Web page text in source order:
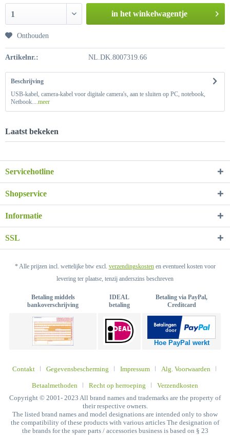
1 in het winkelwagentje
Onthouden
Artikelnr.: NL.DK.8007319.66
Beschrijving
USB-kabel, camera-kabel voor digitale camera's, aan te sluiten op PC, notebook,
Netbook.... meer
Laatst bekeken
Servicehotline
Shopservice
Informatie
SSL
* Alle prijzen incl. wettelijke btw excl. verzendingskostenen eventueel kosten voor
levering ter plaatse, tenzij anderszins beschreven
Betaling middels
bankoverschrijving
IDEAL
betaling
Betaling via PayPal,
Creditcard
Hoe PayPal werkt
Contakt Gegevensbescherming Impressum Alg. Voorwaarden
Betaalmethoden Recht op herroeping
Verzendkosten
Copyright © 2001- 2023 All brand names and trademarks are the property of
their respective owners.
The listed brand names and model designations are intended only to show
the compatibility of these products with various articles The designation of
the brands for the spare parts / accessories business is based on § 23